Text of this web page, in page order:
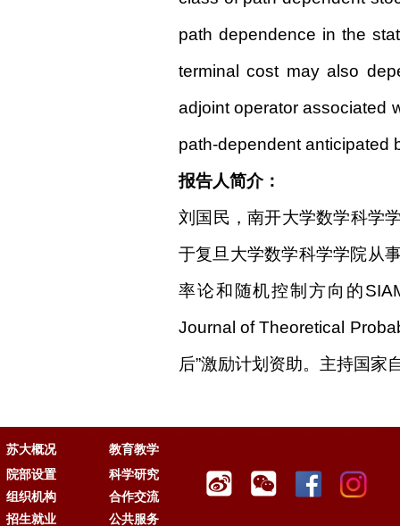
path dependence in the
terminal cost may also
adjoint operator associated
path-dependent anticipated
报告人简介：
刘国民，南开大学数学科学
于复旦大学数学科学学院从
率论和随机控制方向的
Journal of Theoretical
后”激励计划资助。主持国家
苏大概况
教育教学
院部设置
科学研究
组织机构
合作交流
招生就业
公共服务